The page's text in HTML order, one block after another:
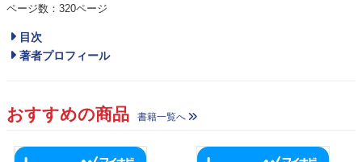
ページ数：320ページ
目次
著者プロフィール
おすすめの商品 書籍一覧へ